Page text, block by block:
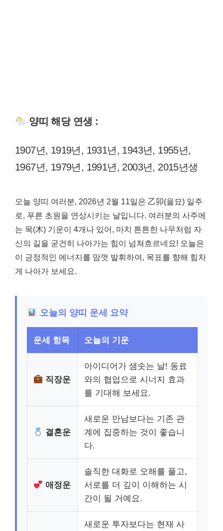
양띠 해당 연생 :
1907년, 1919년, 1931년, 1943년, 1955년,
1967년, 1979년, 1991년, 2003년, 2015년생
오늘 양띠 여러분, 2026년 2월 11일은 乙卯(을묘) 일주
로, 푸른 초원을 연상시키는 날입니다. 여러분의 사주에
는 목(木) 기운이 4개나 있어, 마치 튼튼한 나무처럼 자
신의 길을 굳건히 나아가는 힘이 넘쳐흐르네요! 오늘은
이 긍정적인 에너지를 맘껏 발휘하여, 목표를 향해 힘차
게 나아가 보세요.
오늘의 양띠 운세 요약
운세 항목 오늘의 기운
직장운
아이디어가 샘솟는 날! 동료
와의 협업으로 시너지 효과
를 기대해 보세요.
결혼운
새로운 만남보다는 기존 관
계에 집중하는 것이 좋습니
다.
애정운
솔직한 대화로 오해를 풀고,
서로를 더 깊이 이해하는 시
간이 될 거예요.
새로운 투자보다는 현재 사